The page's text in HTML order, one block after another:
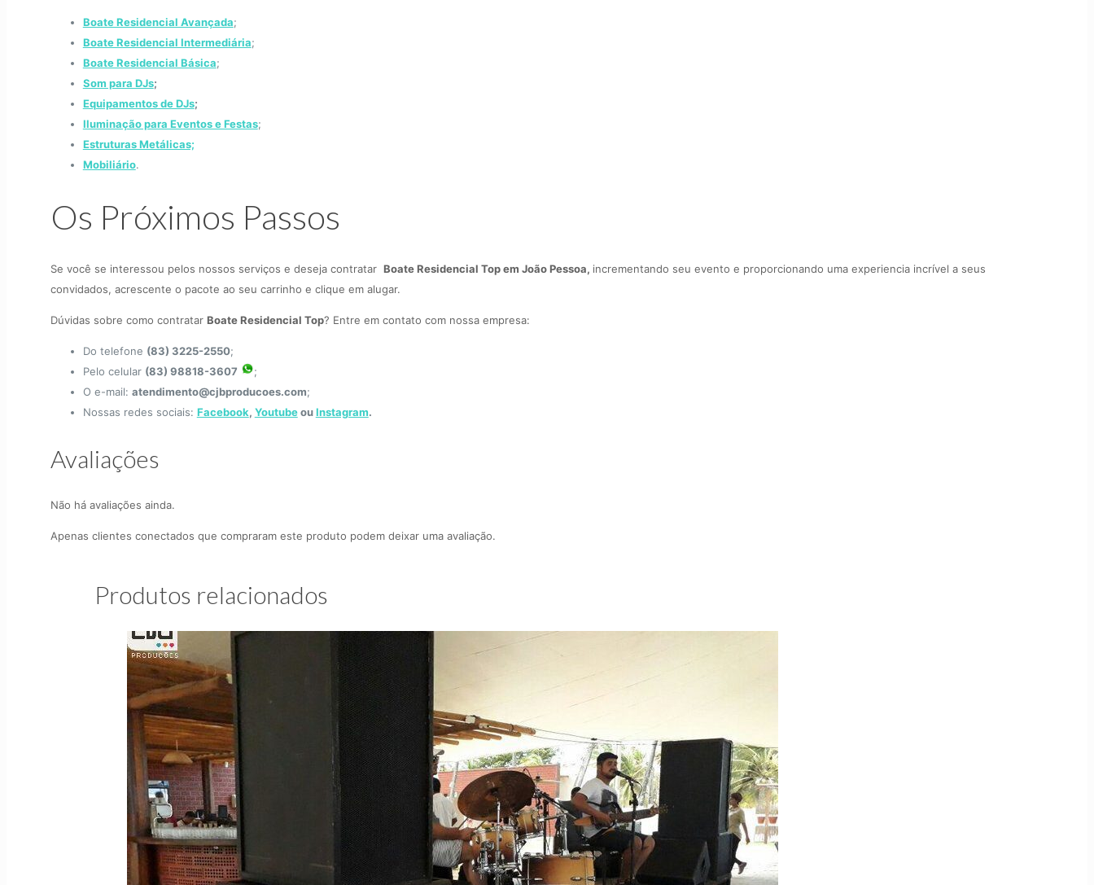
Boate Residencial Avançada;
Boate Residencial Intermediária;
Boate Residencial Básica;
Som para DJs;
Equipamentos de DJs;
Iluminação para Eventos e Festas;
Estruturas Metálicas;
Mobiliário.
Os Próximos Passos
Se você se interessou pelos nossos serviços e deseja contratar Boate Residencial Top em João Pessoa, incrementando seu evento e proporcionando uma experiencia incrível a seus
convidados, acrescente o pacote ao seu carrinho e clique em alugar.
Dúvidas sobre como contratar Boate Residencial Top? Entre em contato com nossa empresa:
Do telefone (83) 3225-2550;
Pelo celular (83) 98818-3607
;
O e-mail: atendimento@cjbproducoes.com;
Nossas redes sociais: Facebook, YoutubeouInstagram.
Avaliações
Não há avaliações ainda.
Apenas clientes conectados que compraram este produto podem deixar uma avaliação.
Produtos relacionados